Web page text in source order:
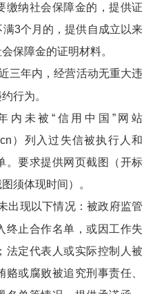
缴纳社会保障金的，提供证
3个月的，提供自成立以来
保障金的证明材料。
三年内，经营活动无重大违
行为。
内未被“信用中国”网站
）列入过失信被执行人和
。要求提供网页截图（开标
须体现时间）。
出现以下情况：被政府监管
终止合作名单，或因工作失
法定代表人或实际控制人被
或腐败被追究刑事责任、